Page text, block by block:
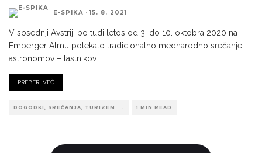
E-SPIKA · 15. 8. 2021
V sosednji Avstriji bo tudi letos od 3. do 10. oktobra 2020 na
Emberger Almu potekalo tradicionalno mednarodno srečanje
astronomov – lastnikov...
PREBERI VEČ
DOGODKI, SREČANJA, TURIZEM ... 1 MIN READ